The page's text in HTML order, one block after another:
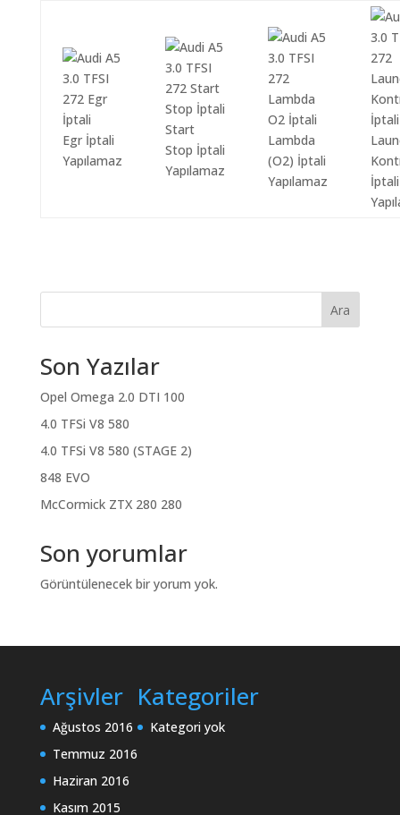
Egr İptali
Yapılamaz
Start
Stop İptali
Yapılamaz
Lambda
(O2) İptali
Yapılamaz
İptali
Ara
Son Yazılar
Opel Omega 2.0 DTI 100
4.0 TFSi V8 580
4.0 TFSi V8 580 (STAGE 2)
848 EVO
McCormick ZTX 280 280
Son yorumlar
Görüntülenecek bir yorum yok.
Arşivler
Ağustos 2016
Temmuz 2016
Haziran 2016
Kasım 2015
Kategoriler
Kategori yok